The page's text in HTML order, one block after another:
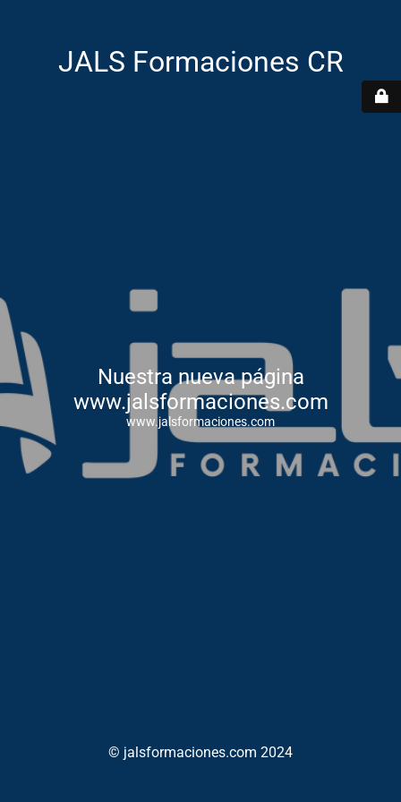
JALS Formaciones CR
Nuestra nueva página
www.jalsformaciones.com
www.jalsformaciones.com
© jalsformaciones.com 2024